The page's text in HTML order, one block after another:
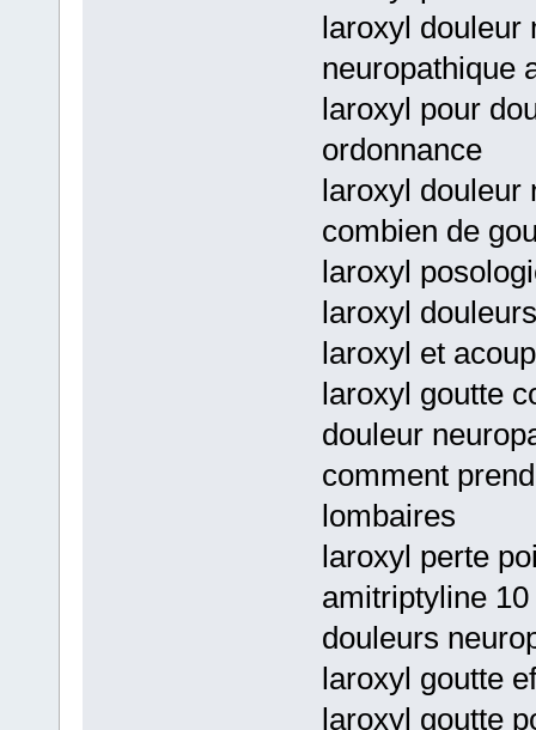
laroxyl douleur
neuropathique
laroxyl pour
ordonnance
laroxyl douleur
combien de
laroxyl
laroxyl
laroxyl et
laroxyl goutte
douleur
comment
lombaires
laroxyl perte
amitriptyline
douleurs
laroxyl goutte
laroxyl goutte